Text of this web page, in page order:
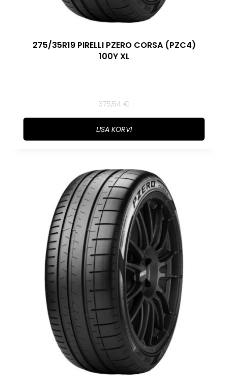
275/35R19 PIRELLI PZERO CORSA (PZC4)
100Y XL
375,54 €
LISA KORVI